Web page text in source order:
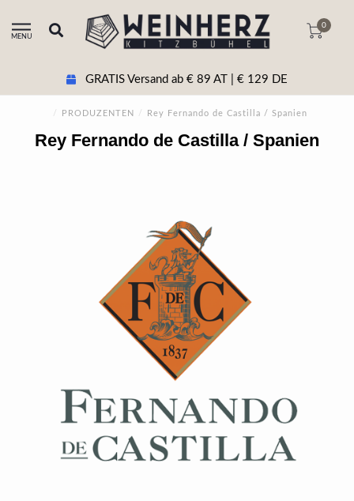
MENU
0
GRATIS Versand ab € 89 AT | € 129 DE
/ PRODUZENTEN / Rey Fernando de Castilla / Spanien
Rey Fernando de Castilla / Spanien